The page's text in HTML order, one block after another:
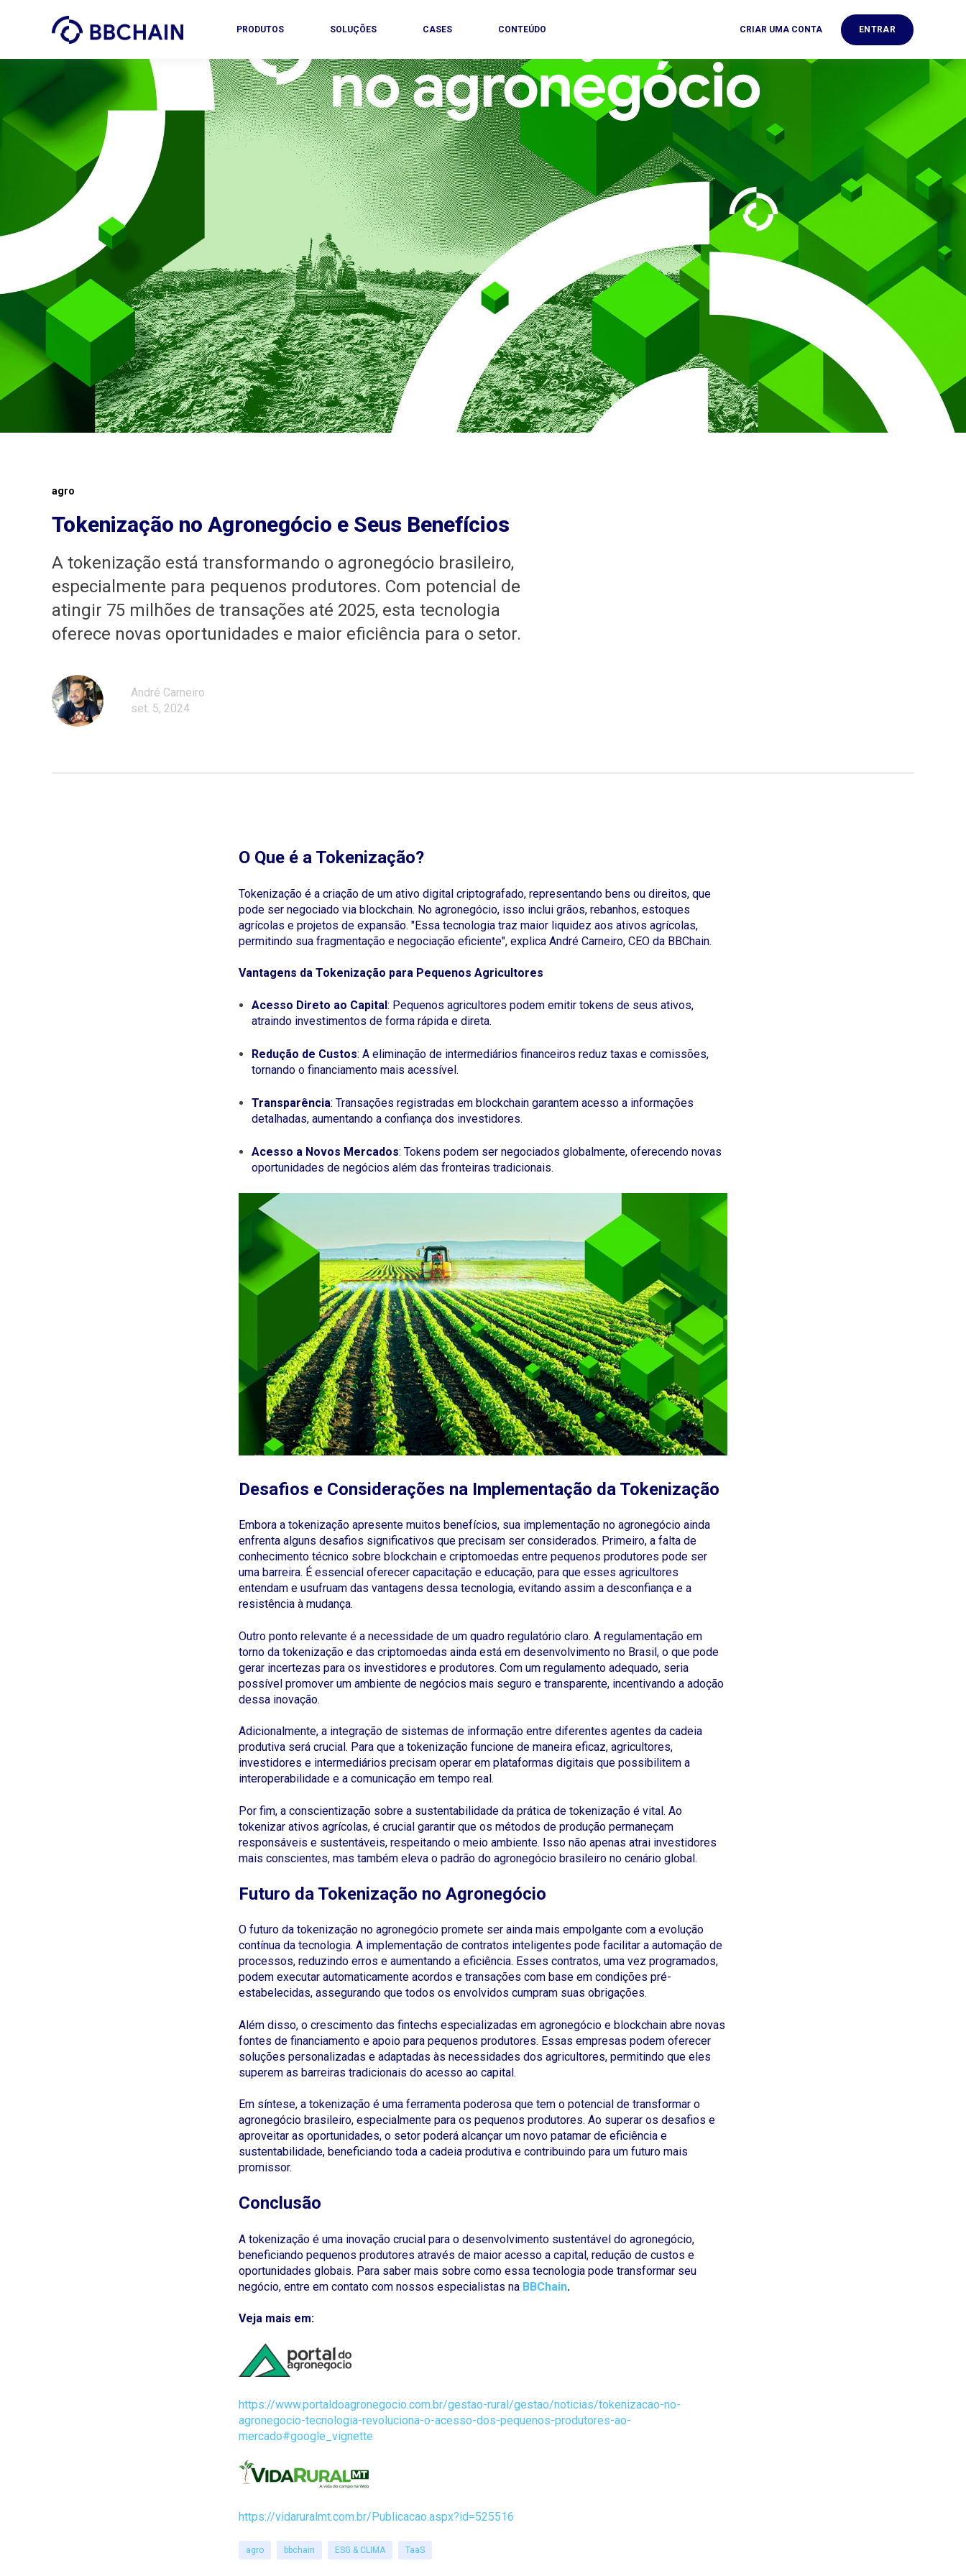
PRODUTOS SOLUÇÕES CASES CONTEÚDO CRIAR UMA CONTA ENTRAR
agro
Tokenização no Agronegócio e Seus Benefícios
A tokenização está transformando o agronegócio brasileiro,
especialmente para pequenos produtores. Com potencial de
atingir 75 milhões de transações até 2025, esta tecnologia
oferece novas oportunidades e maior eficiência para o setor.
André Carneiro
set. 5, 2024
O Que é a Tokenização?
Tokenização é a criação de um ativo digital criptografado, representando bens ou direitos, que
pode ser negociado via blockchain. No agronegócio, isso inclui grãos, rebanhos, estoques
agrícolas e projetos de expansão. "Essa tecnologia traz maior liquidez aos ativos agrícolas,
permitindo sua fragmentação e negociação eficiente", explica André Carneiro, CEO da BBChain.
Vantagens da Tokenização para Pequenos Agricultores
Acesso Direto ao Capital: Pequenos agricultores podem emitir tokens de seus ativos,
atraindo investimentos de forma rápida e direta.
Redução de Custos: A eliminação de intermediários financeiros reduz taxas e comissões,
tornando o financiamento mais acessível.
Transparência: Transações registradas em blockchain garantem acesso a informações
detalhadas, aumentando a confiança dos investidores.
Acesso a Novos Mercados: Tokens podem ser negociados globalmente, oferecendo novas
oportunidades de negócios além das fronteiras tradicionais.
Desafios e Considerações na Implementação da Tokenização
Embora a tokenização apresente muitos benefícios, sua implementação no agronegócio ainda
enfrenta alguns desafios significativos que precisam ser considerados. Primeiro, a falta de
conhecimento técnico sobre blockchain e criptomoedas entre pequenos produtores pode ser
uma barreira. É essencial oferecer capacitação e educação, para que esses agricultores
entendam e usufruam das vantagens dessa tecnologia, evitando assim a desconfiança e a
resistência à mudança.
Outro ponto relevante é a necessidade de um quadro regulatório claro. A regulamentação em
torno da tokenização e das criptomoedas ainda está em desenvolvimento no Brasil, o que pode
gerar incertezas para os investidores e produtores. Com um regulamento adequado, seria
possível promover um ambiente de negócios mais seguro e transparente, incentivando a adoção
dessa inovação.
Adicionalmente, a integração de sistemas de informação entre diferentes agentes da cadeia
produtiva será crucial. Para que a tokenização funcione de maneira eficaz, agricultores,
investidores e intermediários precisam operar em plataformas digitais que possibilitem a
interoperabilidade e a comunicação em tempo real.
Por fim, a conscientização sobre a sustentabilidade da prática de tokenização é vital. Ao
tokenizar ativos agrícolas, é crucial garantir que os métodos de produção permaneçam
responsáveis e sustentáveis, respeitando o meio ambiente. Isso não apenas atrai investidores
mais conscientes, mas também eleva o padrão do agronegócio brasileiro no cenário global.
Futuro da Tokenização no Agronegócio
O futuro da tokenização no agronegócio promete ser ainda mais empolgante com a evolução
contínua da tecnologia. A implementação de contratos inteligentes pode facilitar a automação de
processos, reduzindo erros e aumentando a eficiência. Esses contratos, uma vez programados,
podem executar automaticamente acordos e transações com base em condições pré-
estabelecidas, assegurando que todos os envolvidos cumpram suas obrigações.
Além disso, o crescimento das fintechs especializadas em agronegócio e blockchain abre novas
fontes de financiamento e apoio para pequenos produtores. Essas empresas podem oferecer
soluções personalizadas e adaptadas às necessidades dos agricultores, permitindo que eles
superem as barreiras tradicionais do acesso ao capital.
Em síntese, a tokenização é uma ferramenta poderosa que tem o potencial de transformar o
agronegócio brasileiro, especialmente para os pequenos produtores. Ao superar os desafios e
aproveitar as oportunidades, o setor poderá alcançar um novo patamar de eficiência e
sustentabilidade, beneficiando toda a cadeia produtiva e contribuindo para um futuro mais
promissor.
Conclusão
A tokenização é uma inovação crucial para o desenvolvimento sustentável do agronegócio,
beneficiando pequenos produtores através de maior acesso a capital, redução de custos e
oportunidades globais. Para saber mais sobre como essa tecnologia pode transformar seu
negócio, entre em contato com nossos especialistas na BBChain.
Veja mais em:
https://www.portaldoagronegocio.com.br/gestao-rural/gestao/noticias/tokenizacao-no-
agronegocio-tecnologia-revoluciona-o-acesso-dos-pequenos-produtores-ao-
mercado#google_vignette
https://vidaruralmt.com.br/Publicacao.aspx?id=525516
agro bbchain ESG & CLIMA TaaS